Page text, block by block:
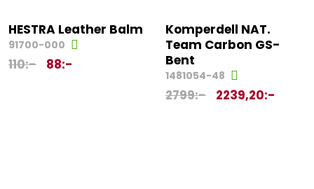
HESTRA Leather Balm
91700-000
110:- 88:-
Komperdell NAT.
Team Carbon GS-
Bent
1481054-48
2799:- 2239,20:-